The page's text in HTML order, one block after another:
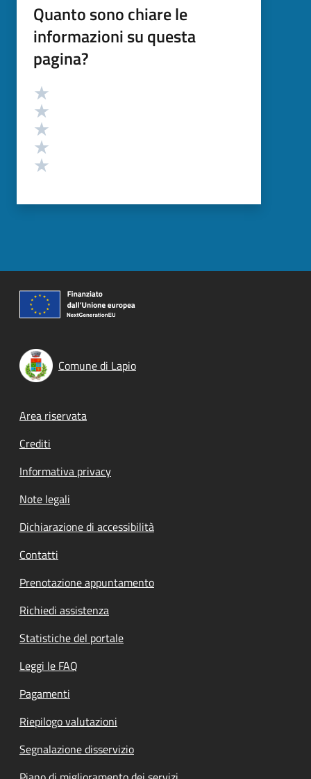
Quanto sono chiare le
informazioni su questa
pagina?
Valutazione
Comune di Lapio
Footer menu
Area riservata
Crediti
Informativa privacy
Note legali
Dichiarazione di accessibilità
Contatti
Prenotazione appuntamento
Richiedi assistenza
Statistiche del portale
Leggi le FAQ
Pagamenti
Riepilogo valutazioni
Segnalazione disservizio